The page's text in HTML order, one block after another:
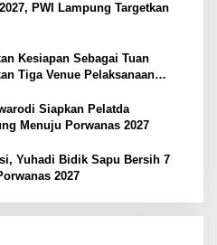
PWI Lampung Targetkan
Kesiapan Sebagai Tuan
Tiga Venue Pelaksanaan
Siapkan Pelatda
Menuju Porwanas 2027
Yuhadi Bidik Sapu Bersih 7
2027